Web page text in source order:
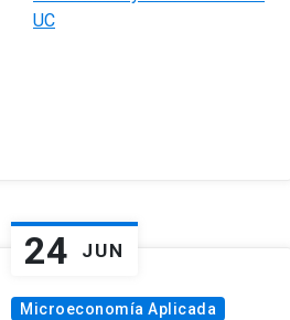
UC
24 JUN
Microeconomía Aplicada